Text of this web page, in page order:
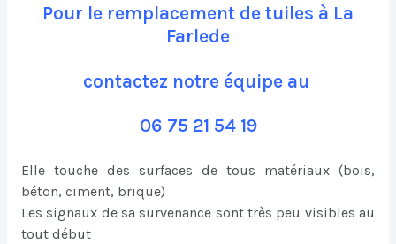
Pour le remplacement de tuiles à La
Farlede
contactez notre équipe au
06 75 21 54 19
Elle touche des surfaces de tous matériaux (bois,
béton, ciment, brique)
Les signaux de sa survenance sont très peu visibles au
tout début